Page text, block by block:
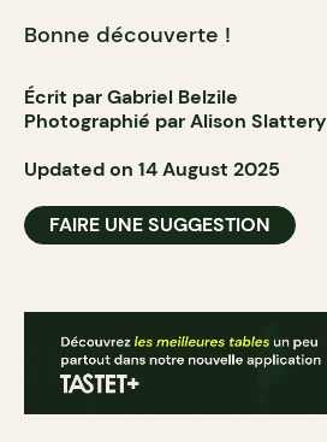
Bonne découverte !
Écrit par Gabriel Belzile
Photographié par Alison Slattery
Updated on 14 August 2025
FAIRE UNE SUGGESTION